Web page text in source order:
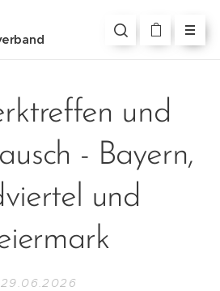
und
- Bayern,
und
29.06.2026